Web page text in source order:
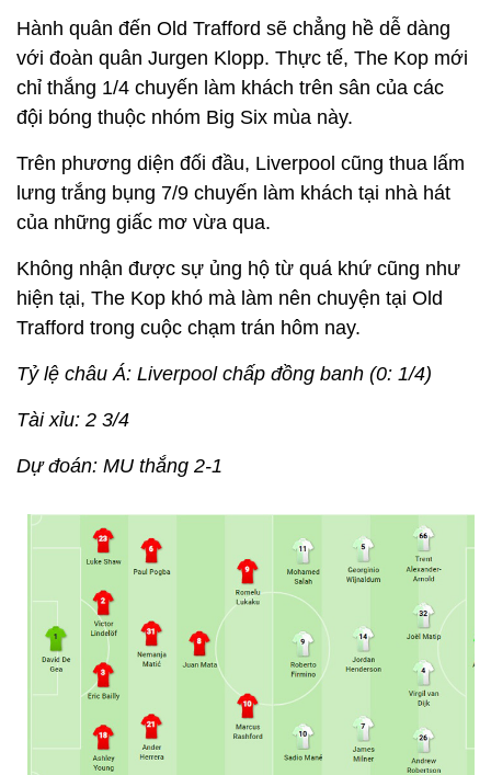
Hành quân đến Old Trafford sẽ chẳng hề dễ dàng
với đoàn quân Jurgen Klopp. Thực tế, The Kop mới
chỉ thắng 1/4 chuyến làm khách trên sân của các
đội bóng thuộc nhóm Big Six mùa này.
Trên phương diện đối đầu, Liverpool cũng thua lấm
lưng trắng bụng 7/9 chuyến làm khách tại nhà hát
của những giấc mơ vừa qua.
Không nhận được sự ủng hộ từ quá khứ cũng như
hiện tại, The Kop khó mà làm nên chuyện tại Old
Trafford trong cuộc chạm trán hôm nay.
Tỷ lệ châu Á: Liverpool chấp đồng banh (0: 1/4)
Tài xỉu: 2 3/4
Dự đoán: MU thắng 2-1